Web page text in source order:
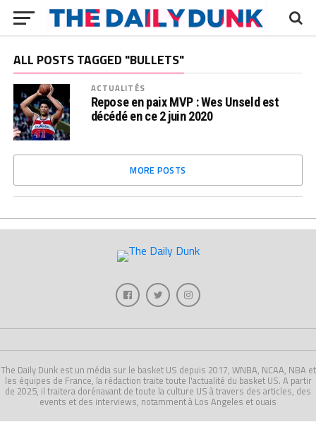
ALL POSTS TAGGED "BULLETS"
ACTUALITÉS
Repose en paix MVP : Wes Unseld est
décédé en ce 2 juin 2020
MORE POSTS
The Daily Dunk est un média sur le basket US depuis 2017, WNBA, NCAA, NBA et
les équipes de France, la rédaction traite toute l'actualité du basket US. A partir
de 2025, il traitera dorénavant de toute la culture US à travers des articles, des
events et des interviews, notamment à Los Angeles et ouais